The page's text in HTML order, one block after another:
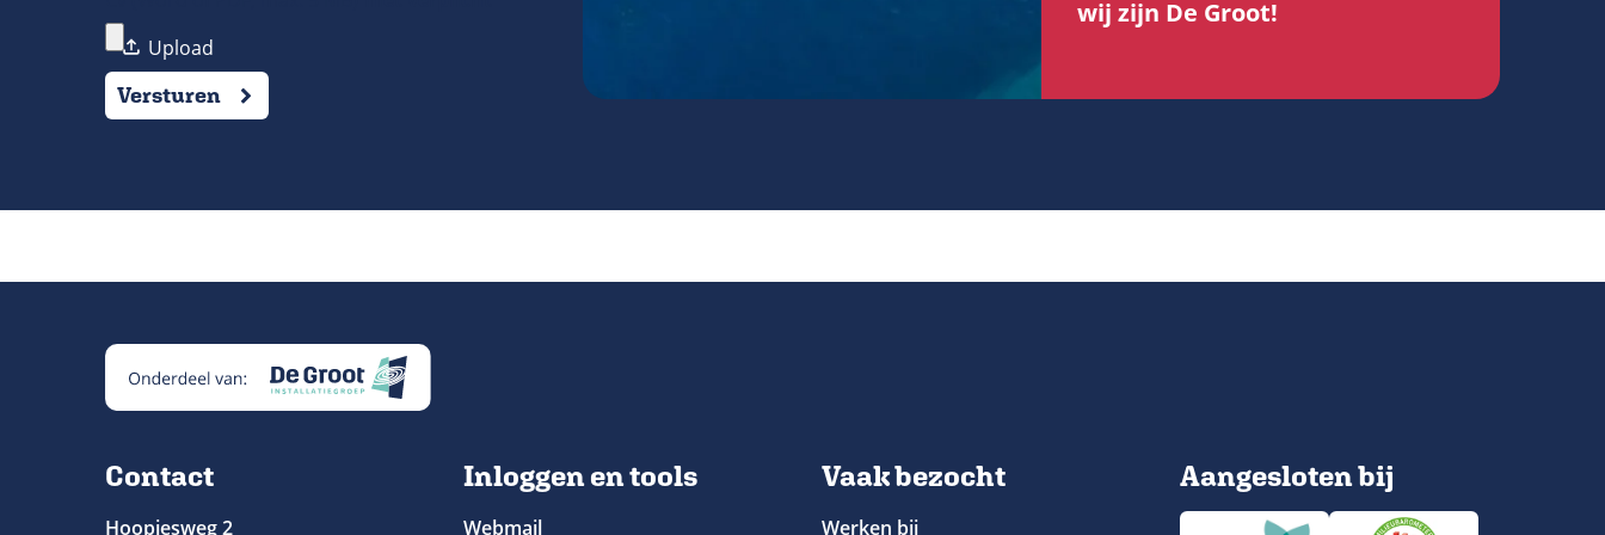
Versturen
wij zijn De Groot!
Contact
Hoopjesweg 2
Inloggen en tools
Webmail
Vaak bezocht
Werken bij
Aangesloten bij